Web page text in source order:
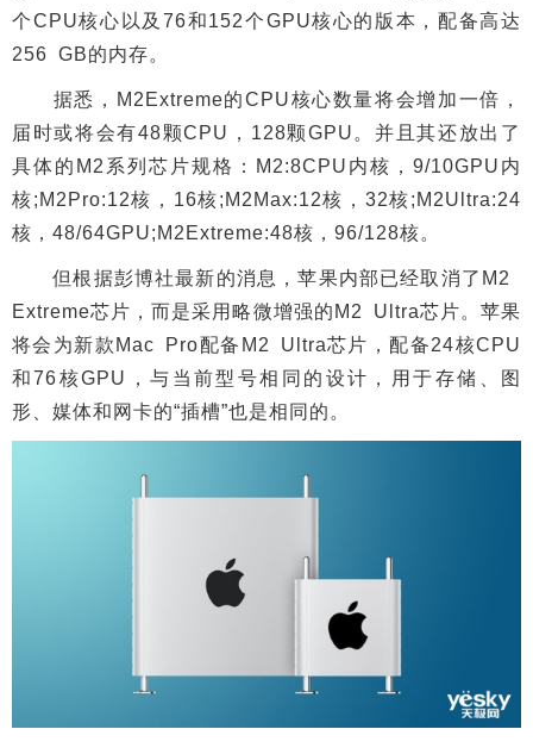
个CPU核心以及76和152个GPU核心的版本，配备高达
256 GB的内存。
据悉，M2Extreme的CPU核心数量将会增加一倍，
届时或将会有48颗CPU，128颗GPU。并且其还放出了
具体的M2系列芯片规格：M2:8CPU内核，9/10GPU内
核;M2Pro:12核，16核;M2Max:12核，32核;M2Ultra:24
核，48/64GPU;M2Extreme:48核，96/128核。
但根据彭博社最新的消息，苹果内部已经取消了M2
Extreme芯片，而是采用略微增强的M2 Ultra芯片。苹果
将会为新款Mac Pro配备M2 Ultra芯片，配备24核CPU
和76核GPU，与当前型号相同的设计，用于存储、图
形、媒体和网卡的“插槽”也是相同的。